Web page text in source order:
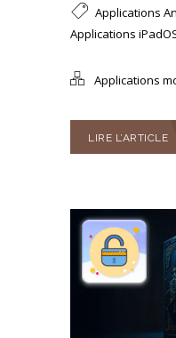
Applications
Applications
Applications
LIRE L’ARTICLE